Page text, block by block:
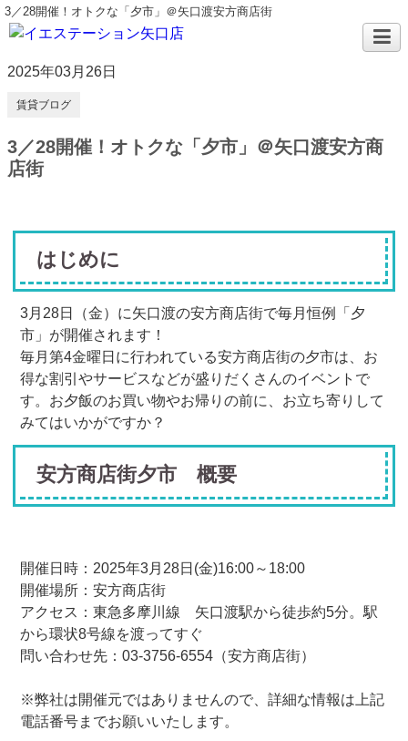
3／28開催！オトクな「夕市」＠矢口渡安方商店街
2025年03月26日
賃貸ブログ
3／28開催！オトクな「夕市」＠矢口渡安方商
店街
はじめに
3月28日（金）に矢口渡の安方商店街で毎月恒例「夕
市」が開催されます！
毎月第4金曜日に行われている安方商店街の夕市は、お
得な割引やサービスなどが盛りだくさんのイベントで
す。お夕飯のお買い物やお帰りの前に、お立ち寄りして
みてはいかがですか？
安方商店街夕市 概要
開催日時：2025年3月28日(金)16:00～18:00
開催場所：安方商店街
アクセス：東急多摩川線 矢口渡駅から徒歩約5分。駅
から環状8号線を渡ってすぐ
問い合わせ先：03-3756-6554（安方商店街）
※弊社は開催元ではありませんので、詳細な情報は上記
電話番号までお願いいたします。